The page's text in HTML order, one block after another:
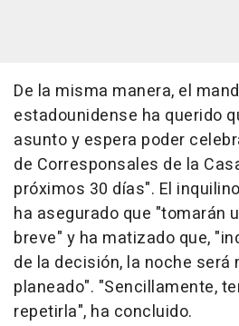
De la misma manera, el
estadounidense ha querido
asunto y espera poder
de Corresponsales de la
próximos 30 días". El
ha asegurado que "tomarán
breve" y ha matizado que,
de la decisión, la noche
planeado". "Sencillamente,
repetirla", ha concluido.